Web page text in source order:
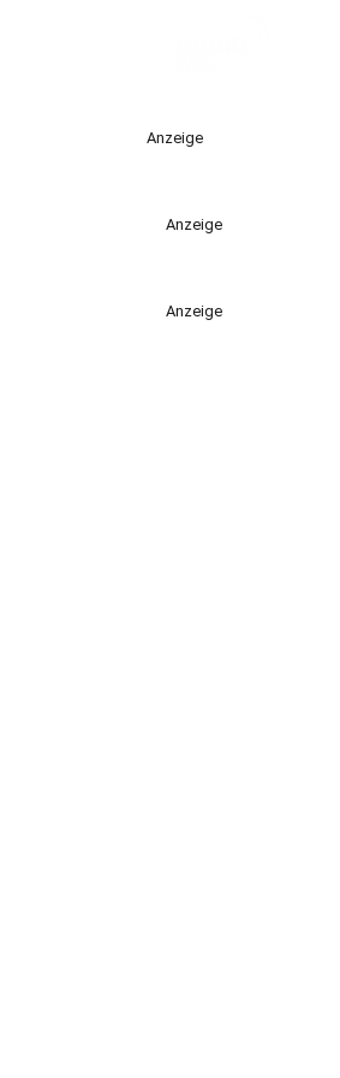
Anzeige
Anzeige
Anzeige